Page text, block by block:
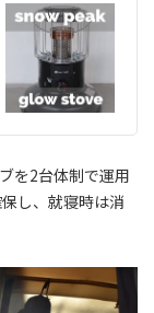
を2台体制で運用
し、就寝時は消